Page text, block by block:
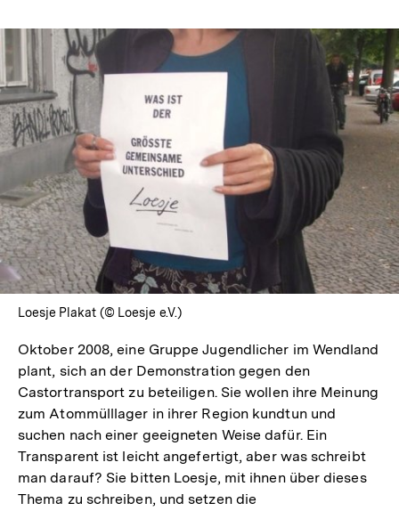
Loesje Plakat (© Loesje e.V.)
Oktober 2008, eine Gruppe Jugendlicher im Wendland
plant, sich an der Demonstration gegen den
Castortransport zu beteiligen. Sie wollen ihre Meinung
zum Atommülllager in ihrer Region kundtun und
suchen nach einer geeigneten Weise dafür. Ein
Transparent ist leicht angefertigt, aber was schreibt
man darauf? Sie bitten Loesje, mit ihnen über dieses
Thema zu schreiben, und setzen die